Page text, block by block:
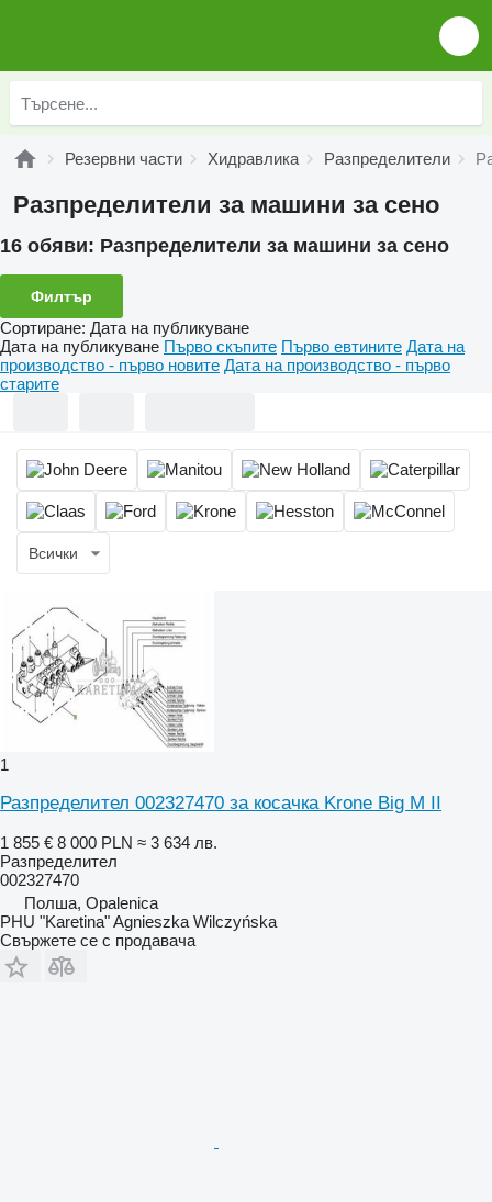
Резервни части Хидравлика Разпределители
Разпределители за машини за сено
16 обяви: Разпределители за машини за сено
Филтър
Сортиране: Дата на публикуване
Дата на публикуване Първо скъпите Първо евтините Дата на
производство - първо новите Дата на производство - първо
старите
Всички
1
Разпределител 002327470 за косачка Krone Big M II
1 855 € 8 000 PLN ≈ 3 634 лв.
Разпределител
002327470
Полша, Opalenica
PHU "Karetina" Agnieszka Wilczyńska
Свържете се с продавача